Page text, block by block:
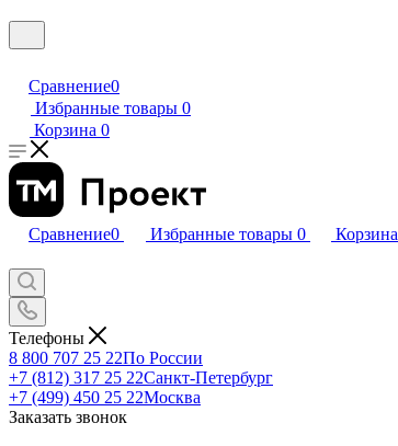
Сравнение0
Избранные товары 0
Корзина 0
Сравнение0 Избранные товары 0 Корзина
Телефоны
8 800 707 25 22По России
+7 (812) 317 25 22Санкт-Петербург
+7 (499) 450 25 22Москва
Заказать звонок